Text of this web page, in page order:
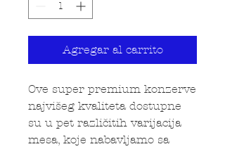
Agregar al carrito
Ove super premium konzerve
najvišeg kvaliteta dostupne
su u pet različitih varijacija
mesa, koje nabavljamo sa